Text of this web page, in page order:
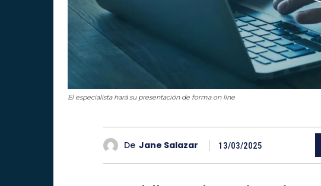
El especialista hará su presentación de forma on line
De Jane Salazar 13/03/2025